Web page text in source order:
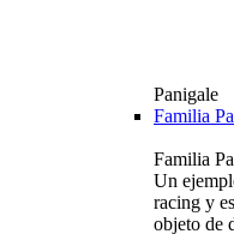
Panigale
Familia
Familia
Un
racing y
objeto de